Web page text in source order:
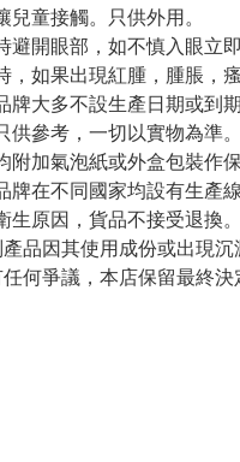
兒童接觸。只供外用。
避開眼部，如不慎入眼立
，如果出現紅腫，腫脹，
牌大多不設生產日期或到
供參考，一切以實物為準。
附加氣泡紙或外盒包裝作
牌在不同國家均設有生產
生原因，貨品不接受退換。
產品因其使用成份或出現
何爭議，本店保留最終決